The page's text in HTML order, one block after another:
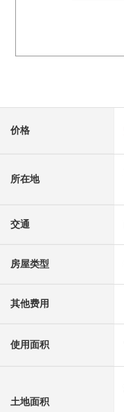
价格
所在地
交通
房屋类型
其他费用
使用面积
土地面积